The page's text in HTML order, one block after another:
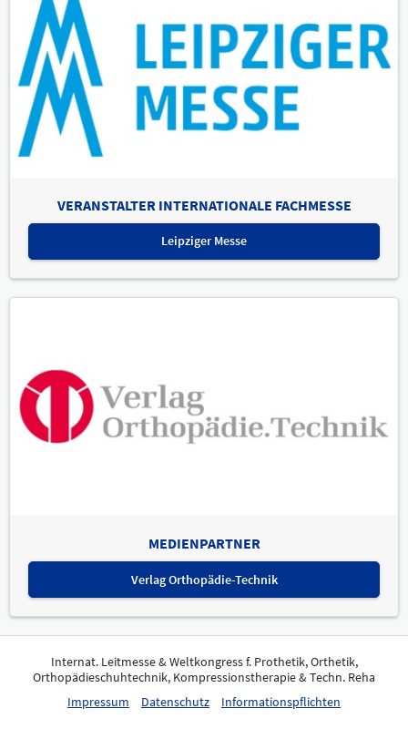
VERANSTALTER INTERNATIONALE FACHMESSE
Leipziger Messe
MEDIENPARTNER
Verlag Orthopädie-Technik
Internat. Leitmesse & Weltkongress f. Prothetik, Orthetik,
Orthopädieschuhtechnik, Kompressionstherapie & Techn. Reha
Impressum
Datenschutz Informationspflichten